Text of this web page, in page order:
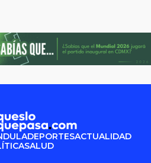
DEPORTESACTUALIDAD
SALUD